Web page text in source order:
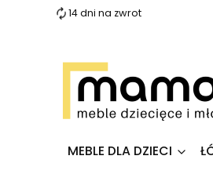
14 dni na zwrot
MEBLE DLA DZIECI